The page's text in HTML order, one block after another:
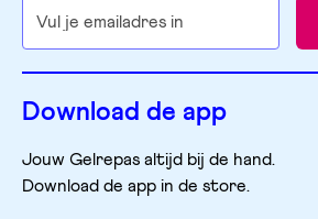
Download de app
Jouw Gelrepas altijd bij de hand.
Download de app in de store.